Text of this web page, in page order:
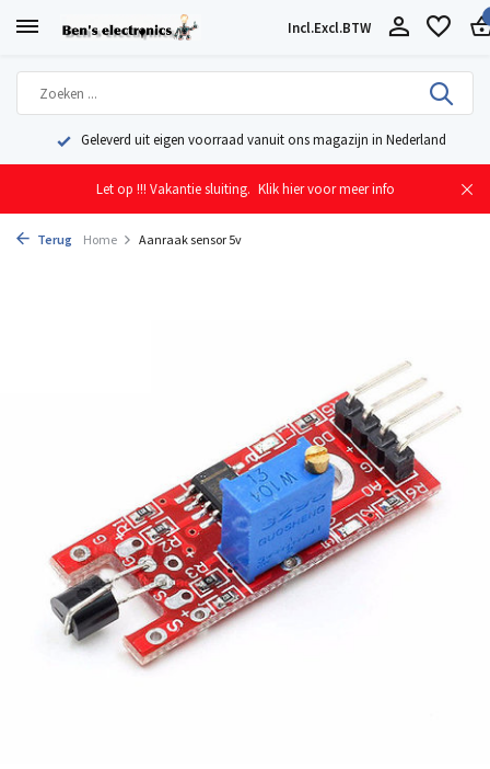
Incl.Excl.BTW
Geleverd uit eigen voorraad vanuit ons magazijn in Nederland
Let op !!! Vakantie sluiting. Klik hier voor meer info
Terug Home Aanraak sensor 5v